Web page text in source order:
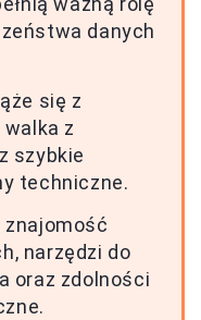
danych
się z
z
szybkie
techniczne.
narzędzi do
oraz zdolności